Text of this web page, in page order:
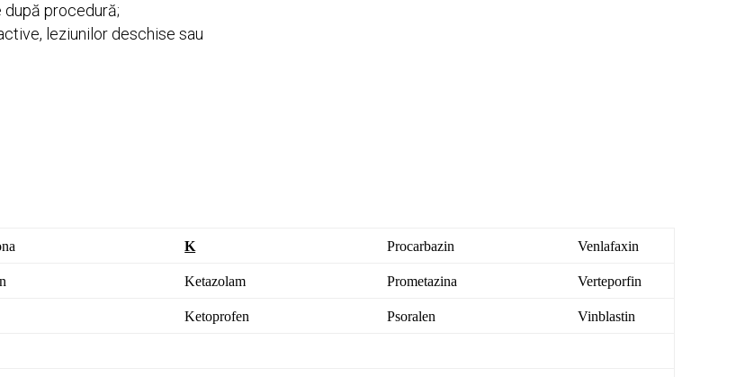
procedură;
leziunilor deschise sau
K Procarbazin Venlafaxin
Ketazolam Prometazina Verteporfin
Ketoprofen Psoralen Vinblastin